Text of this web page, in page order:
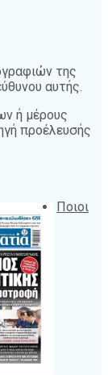
της
αυτής.
ή μέρους
προέλευσής
Ποιοι